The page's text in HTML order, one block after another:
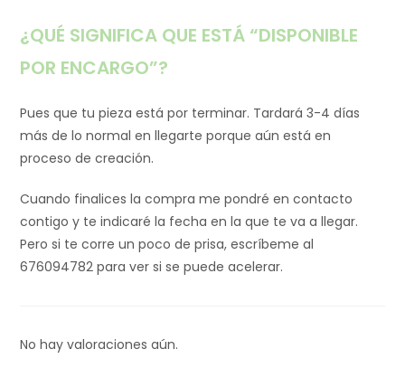
¿QUÉ SIGNIFICA QUE ESTÁ “DISPONIBLE
POR ENCARGO”?
Pues que tu pieza está por terminar. Tardará 3-4 días
más de lo normal en llegarte porque aún está en
proceso de creación.
Cuando finalices la compra me pondré en contacto
contigo y te indicaré la fecha en la que te va a llegar.
Pero si te corre un poco de prisa, escríbeme al
676094782 para ver si se puede acelerar.
No hay valoraciones aún.